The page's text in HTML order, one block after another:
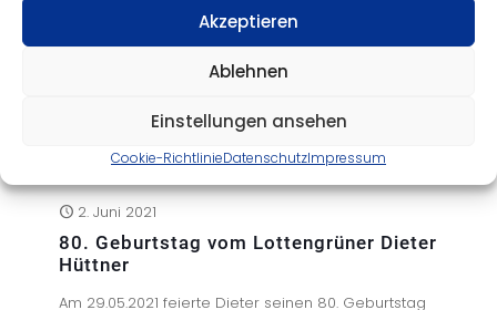
Akzeptieren
Ablehnen
Einstellungen ansehen
Cookie-RichtlinieDatenschutzImpressum
2. Juni 2021
80. Geburtstag vom Lottengrüner Dieter
Hüttner
Am 29.05.2021 feierte Dieter seinen 80. Geburtstag